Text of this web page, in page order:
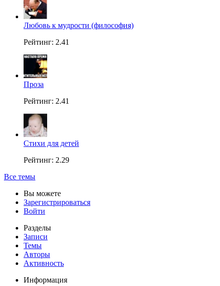
Любовь к мудрости (философия)
Рейтинг: 2.41
Проза
Рейтинг: 2.41
Стихи для детей
Рейтинг: 2.29
Все темы
Вы можете
Зарегистрироваться
Войти
Разделы
Записи
Темы
Авторы
Активность
Информация